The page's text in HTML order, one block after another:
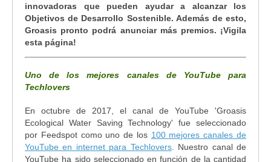
innovadoras que pueden ayudar a alcanzar los
Objetivos de Desarrollo Sostenible. Además de esto,
Groasis pronto podrá anunciar más premios. ¡Vigila
esta página!
Uno de los mejores canales de YouTube para
Techlovers
En octubre de 2017, el canal de YouTube 'Groasis
Ecological Water Saving Technology' fue seleccionado
por Feedspot como uno de los 100 mejores canales de
YouTube en internet para Techlovers. Nuestro canal de
YouTube ha sido seleccionado en función de la cantidad